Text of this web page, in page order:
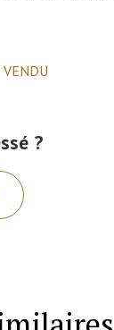
VENDU
?